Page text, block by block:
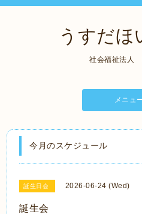
うすだほ
社会福祉法人
メニュ
今月のスケジュール
誕生日会 2026-06-24 (Wed)
誕生会